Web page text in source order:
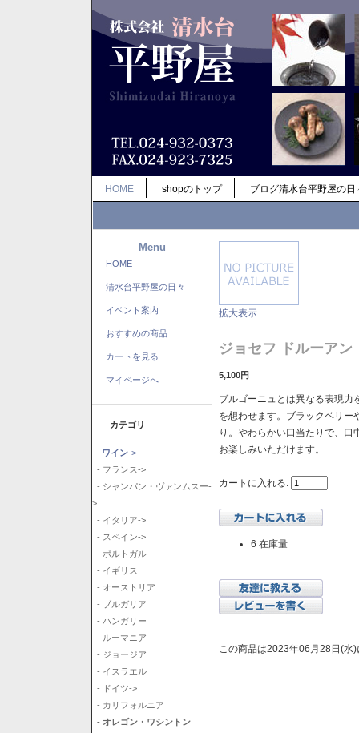
HOME shopのトップ ブログ清水台平野屋の日
Menu
HOME
清水台平野屋の日々
イベント案内
おすすめの商品
カートを見る
マイページへ
カテゴリ
ワイン->
- フランス->
- シャンパン・ヴァンムスー-
>
- イタリア->
- スペイン->
- ポルトガル
- イギリス
- オーストリア
- ブルガリア
- ハンガリー
- ルーマニア
- ジョージア
- イスラエル
- ドイツ->
- カリフォルニア
- オレゴン・ワシントン
拡大表示
ジョセフ ドルーア
5,100円
ブルゴーニュとは異なる表現力
を想わせます。ブラックベリー
り。やわらかい口当たりで、
お楽しみいただけます。
カートに入れる:
6 在庫量
この商品は2023年06月28日(水